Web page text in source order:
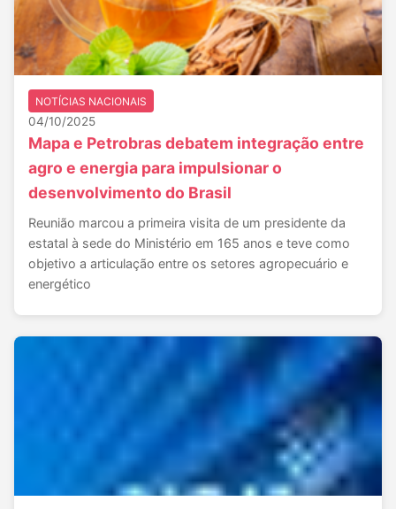
NOTÍCIAS NACIONAIS
04/10/2025
Mapa e Petrobras debatem integração entre
agro e energia para impulsionar o
desenvolvimento do Brasil
Reunião marcou a primeira visita de um presidente da
estatal à sede do Ministério em 165 anos e teve como
objetivo a articulação entre os setores agropecuário e
energético